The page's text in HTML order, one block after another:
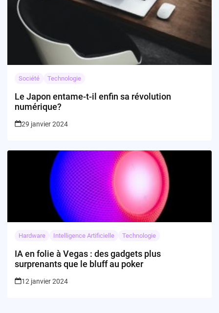
Société Technologie
Le Japon entame-t-il enfin sa révolution
numérique?
29 janvier 2024
Hardware Intelligence Artificielle Technologie
IA en folie à Vegas : des gadgets plus
surprenants que le bluff au poker
12 janvier 2024